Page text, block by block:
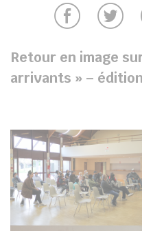
Retour en image
arrivants » –